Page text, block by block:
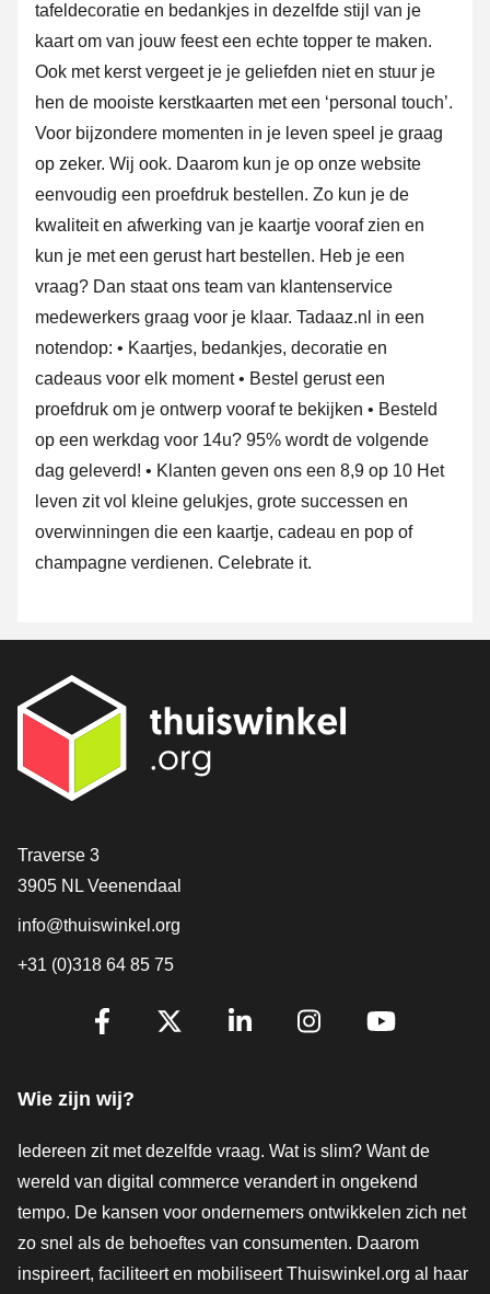
tafeldecoratie en bedankjes in dezelfde stijl van je
kaart om van jouw feest een echte topper te maken.
Ook met kerst vergeet je je geliefden niet en stuur je
hen de mooiste kerstkaarten met een ‘personal touch’.
Voor bijzondere momenten in je leven speel je graag
op zeker. Wij ook. Daarom kun je op onze website
eenvoudig een proefdruk bestellen. Zo kun je de
kwaliteit en afwerking van je kaartje vooraf zien en
kun je met een gerust hart bestellen. Heb je een
vraag? Dan staat ons team van klantenservice
medewerkers graag voor je klaar. Tadaaz.nl in een
notendop: • Kaartjes, bedankjes, decoratie en
cadeaus voor elk moment • Bestel gerust een
proefdruk om je ontwerp vooraf te bekijken • Besteld
op een werkdag voor 14u? 95% wordt de volgende
dag geleverd! • Klanten geven ons een 8,9 op 10 Het
leven zit vol kleine gelukjes, grote successen en
overwinningen die een kaartje, cadeau en pop of
champagne verdienen. Celebrate it.
Contact
Traverse 3
3905 NL Veenendaal
info@thuiswinkel.org
+31 (0)318 64 85 75
Volg je ons al?
Wie zijn wij?
Iedereen zit met dezelfde vraag. Wat is slim? Want de
wereld van digital commerce verandert in ongekend
tempo. De kansen voor ondernemers ontwikkelen zich net
zo snel als de behoeftes van consumenten. Daarom
inspireert, faciliteert en mobiliseert Thuiswinkel.org al haar